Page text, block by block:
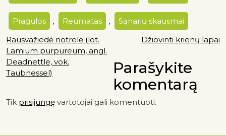
Pragulos , Reumatas ,
Sąnarių skausmai
Rausvažiedė notrelė (lot.
Lamium purpureum, angl.
Deadnettle, vok.
Taubnessel)
Džiovinti krienų lapai
Parašykite
komentarą
Tik prisijungę vartotojai gali komentuoti.